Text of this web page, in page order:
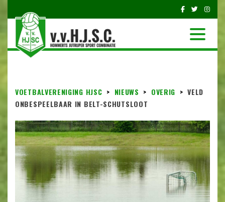
VOETBALVERENIGING HJSC > NIEUWS > OVERIG > VELD
ONBESPEELBAAR IN BELT-SCHUTSLOOT